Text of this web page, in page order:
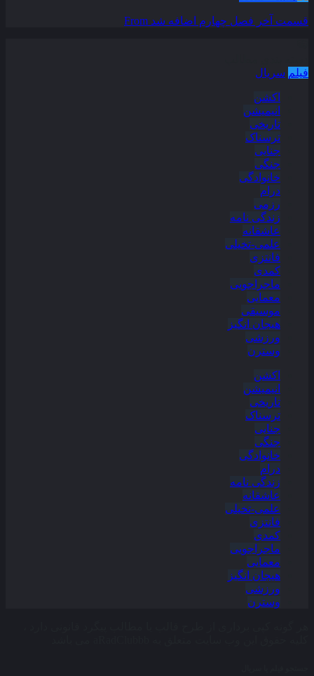
قسمت آخر فصل چهارم اضافه شد From
فیلم سریال
اکشن
انیمیشن
تاریخی
ترسناک
جنایی
جنگی
خانوادگی
درام
رزمی
زندگی نامه
عاشقانه
علمی-تخیلی
فانتزی
کمدی
ماجراجویی
معمایی
موسیقی
هیجان انگیز
ورزشی
وسترن
اکشن
انیمیشن
تاریخی
ترسناک
جنایی
جنگی
خانوادگی
درام
زندگی نامه
عاشقانه
علمی-تخیلی
فانتزی
کمدی
ماجراجویی
معمایی
هیجان انگیز
ورزشی
وسترن